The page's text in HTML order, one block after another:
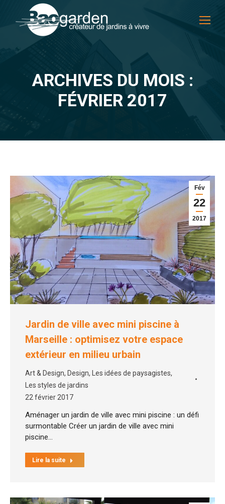
ARCHIVES DU MOIS :
FÉVRIER 2017
Fév
22
2017
Jardin de ville avec mini piscine à
Marseille : optimisez votre espace
extérieur en milieu urbain
Art & Design, Design, Les idées de paysagistes,
Les styles de jardins
22 février 2017
Aménager un jardin de ville avec mini piscine : un défi
surmontable Créer un jardin de ville avec mini
piscine…
Lire la suite